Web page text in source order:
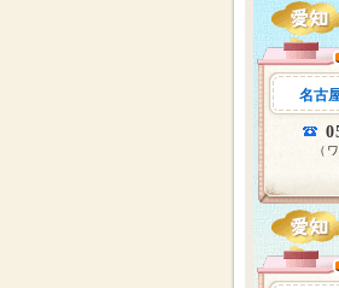
名古
（